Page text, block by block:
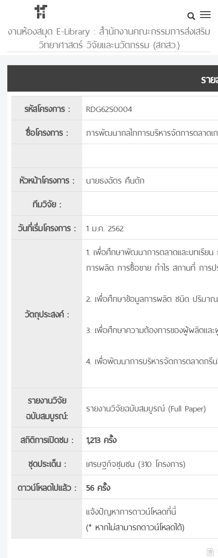
งานห้องสมุด E-Library : สำนักงานคณะกรรมการส่งเสริม
วิทยาศาสตร์ วิจัยและนวัตกรรม (สกสว.)
รา
รหัสโครงการ :
RDG62S0004
ชื่อโครงการ :
การพัฒนากลไกการบริหารจัดการตลา
หัวหน้าโครงการ :
นายธงฉัตร คืนตัก
ทีมวิจัย :
วันที่เริ่มโครงการ :
1 ม.ค. 2562
วัตถุประสงค์ :
1. เพื่อศึกษาพัฒนาการตลาดและบทเรีย
การผลิต การซื้อขาย กำไร สถานที่ กา
2. เพื่อศึกษาข้อมูลการผลิต ชนิด ปริมา
3. เพื่อศึกษาความต้องการของผู้ผลิตแล
4. เพื่อพัฒนาการบริหารจัดการตลาดกรี
รายงานวิจัย
ฉบับสมบูรณ์:
รายงานวิจัยฉบับสมบูรณ์ (Full Paper)
สถิติการเปิดชม :
1,213 ครั้ง
ชุดประเด็น :
เศรษฐกิจชุมชน (310 โครงการ)
ดาวน์โหลดไปแล้ว :
56 ครั้ง
แจ้งปัญหาการดาวน์โหลดที่นี่
(* หากไม่สามารถดาวน์โหลดได้)